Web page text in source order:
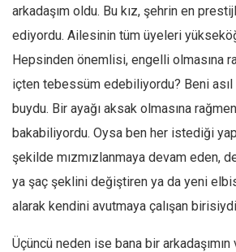
Avustralya
Tarih
Düşünce
Dosyalar
arkadaşım oldu. Bu kız, şehrin en
ediyordu. Ailesinin tüm üyeleri
Hepsinden önemlisi, engelli olmasına
içten tebessüm edebiliyordu? Beni asıl
buydu. Bir ayağı aksak olmasına
bakabiliyordu. Oysa ben her istediği
şekilde mızmızlanmaya devam eden,
ya şaç şeklini değiştiren ya da yeni
alarak kendini avutmaya çalışan
Üçüncü neden ise bana bir